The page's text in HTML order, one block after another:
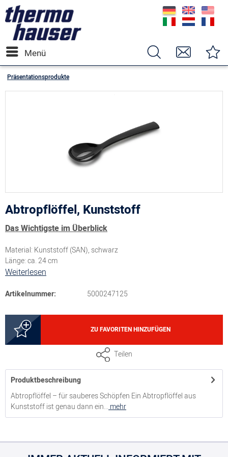
Menü
Präsentationsprodukte
Abtropflöffel, Kunststoff
Das Wichtigste im Überblick
Material: Kunststoff (SAN), schwarz
Länge: ca. 24 cm
Weiterlesen
Artikelnummer: 5000247125
ZU FAVORITEN HINZUFÜGEN
Teilen
Produktbeschreibung
Abtropflöffel – für sauberes Schöpfen Ein Abtropflöffel aus
Kunststoff ist genau dann ein... mehr